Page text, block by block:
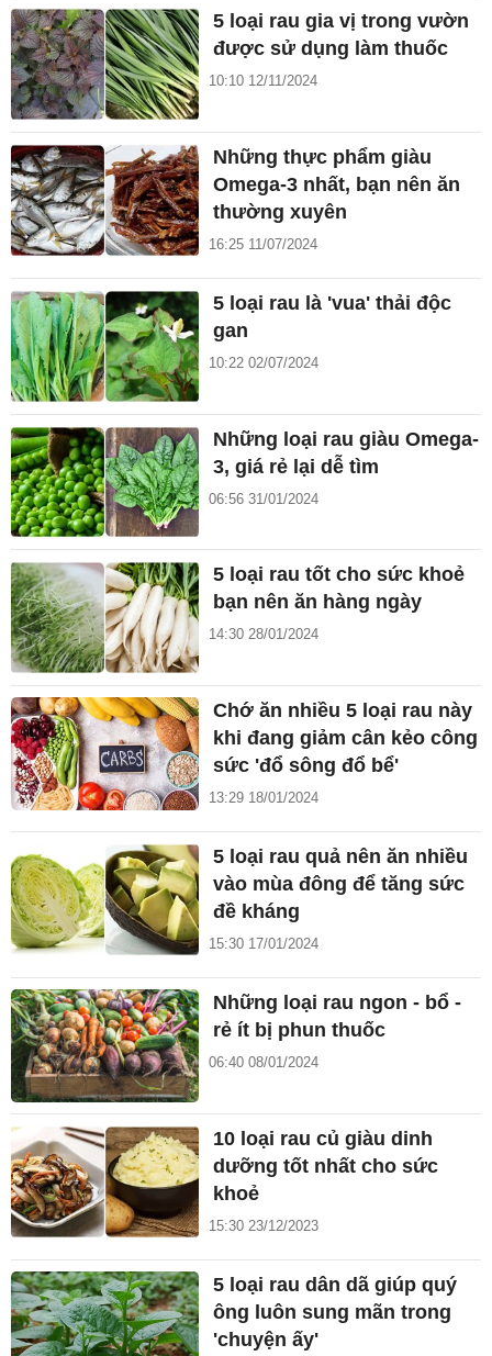
5 loại rau gia vị trong vườn
được sử dụng làm thuốc
10:10 12/11/2024
Những thực phẩm giàu
Omega-3 nhất, bạn nên ăn
thường xuyên
16:25 11/07/2024
5 loại rau là 'vua' thải độc
gan
10:22 02/07/2024
Những loại rau giàu Omega-
3, giá rẻ lại dễ tìm
06:56 31/01/2024
5 loại rau tốt cho sức khoẻ
bạn nên ăn hàng ngày
14:30 28/01/2024
Chớ ăn nhiều 5 loại rau này
khi đang giảm cân kẻo công
sức 'đổ sông đổ bể'
13:29 18/01/2024
5 loại rau quả nên ăn nhiều
vào mùa đông để tăng sức
đề kháng
15:30 17/01/2024
Những loại rau ngon - bổ -
rẻ ít bị phun thuốc
06:40 08/01/2024
10 loại rau củ giàu dinh
dưỡng tốt nhất cho sức
khoẻ
15:30 23/12/2023
5 loại rau dân dã giúp quý
ông luôn sung mãn trong
'chuyện ấy'